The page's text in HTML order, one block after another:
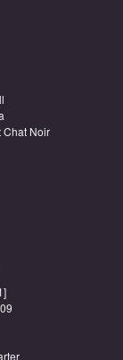
Chat Noir